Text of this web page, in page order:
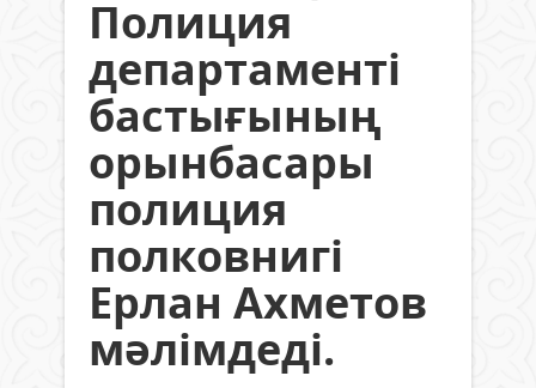
Полиция
департаменті
бастығының
орынбасары
полиция
полковнигі
Ерлан Ахметов
мәлімдеді.